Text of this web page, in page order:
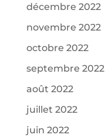
décembre 2022
novembre 2022
octobre 2022
septembre 2022
août 2022
juillet 2022
juin 2022